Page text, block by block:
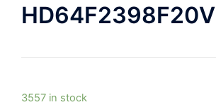
HD64F2398F20V
3557 in stock